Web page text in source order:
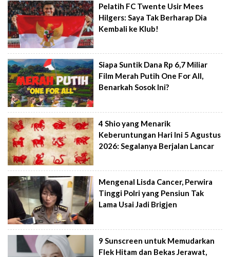
Pelatih FC Twente Usir Mees
Hilgers: Saya Tak Berharap Dia
Kembali ke Klub!
Siapa Suntik Dana Rp 6,7 Miliar
Film Merah Putih One For All,
Benarkah Sosok Ini?
4 Shio yang Menarik
Keberuntungan Hari Ini 5 Agustus
2026: Segalanya Berjalan Lancar
Mengenal Lisda Cancer, Perwira
Tinggi Polri yang Pensiun Tak
Lama Usai Jadi Brigjen
9 Sunscreen untuk Memudarkan
Flek Hitam dan Bekas Jerawat,